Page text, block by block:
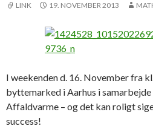
LINK
19. NOVEMBER 2013
I weekenden d. 16. November fra
byttemarked i Aarhus i
Affaldvarme – og det kan roligt
success!